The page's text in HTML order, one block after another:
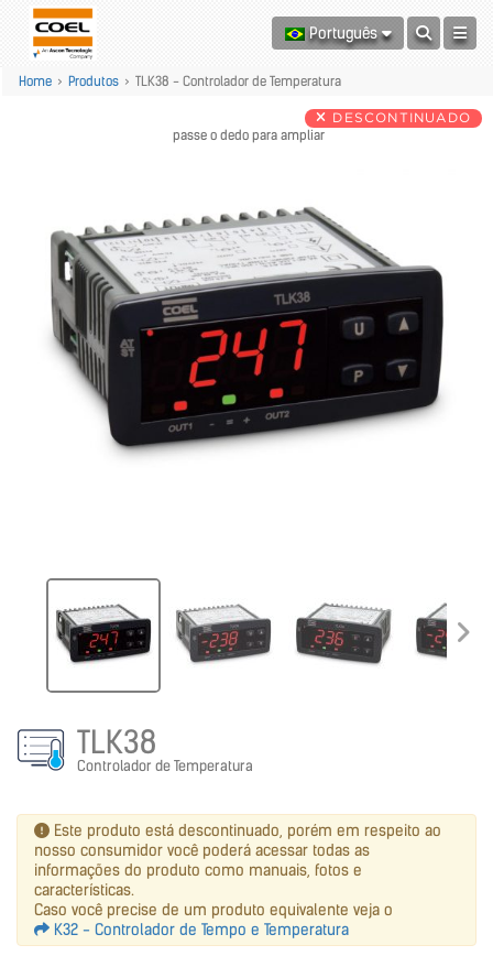
Português
Home > Produtos > TLK38 - Controlador de Temperatura
DESCONTINUADO
passe o dedo para ampliar
TLK38
Controlador de Temperatura
Este produto está descontinuado, porém em respeito ao
nosso consumidor você poderá acessar todas as
informações do produto como manuais, fotos e
características.
Caso você precise de um produto equivalente veja o
K32 - Controlador de Tempo e Temperatura